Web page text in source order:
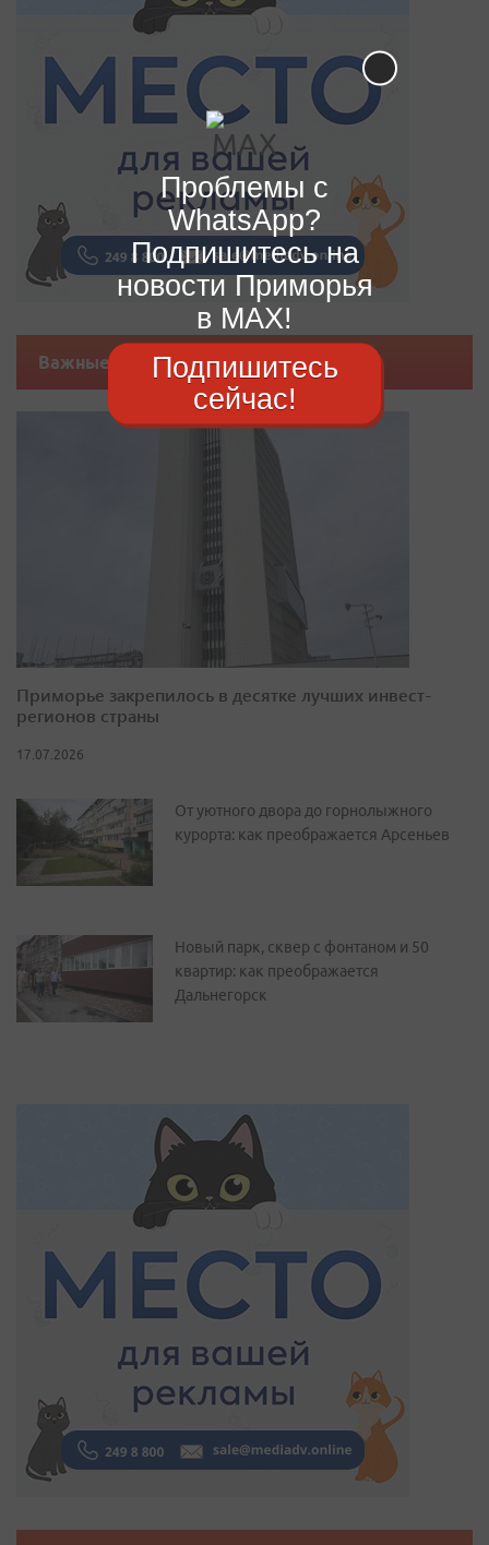
Важные новости
Приморье закрепилось в десятке лучших инвест-
регионов страны
17.07.2026
От уютного двора до горнолыжного
курорта: как преображается Арсеньев
Новый парк, сквер с фонтаном и 50
квартир: как преображается
Дальнегорск
Проблемы с
WhatsApp?
Подпишитесь на
новости Приморья
в MAX!
Подпишитесь
сейчас!